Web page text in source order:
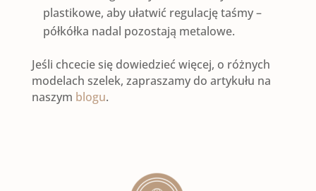
plastikowe, aby ułatwić regulację taśmy –
półkółka nadal pozostają metalowe.
Jeśli chcecie się dowiedzieć więcej, o różnych
modelach szelek, zapraszamy do artykułu na
naszym blogu.